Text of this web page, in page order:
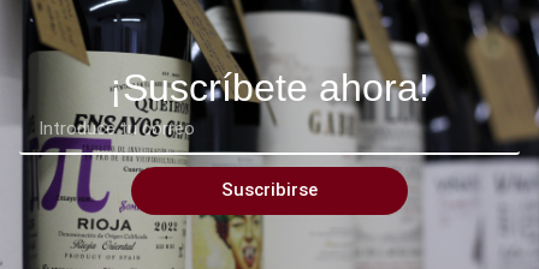
¡Suscríbete ahora!
Suscribirse